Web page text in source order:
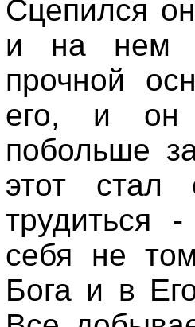
Сцепился
и на нем
прочной
его, и он
побольше
этот
трудиться
себя не
Бога и в